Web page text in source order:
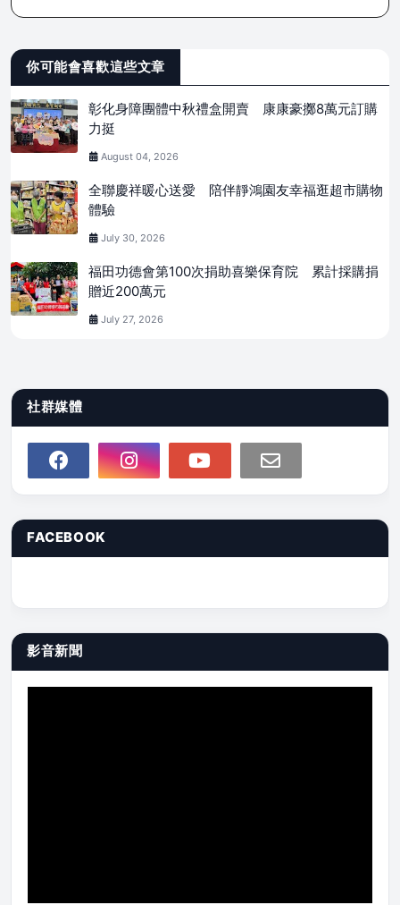
你可能會喜歡這些文章
彰化身障團體中秋禮盒開賣 康康豪擲8萬元訂購
力挺
August 04, 2026
全聯慶祥暖心送愛 陪伴靜鴻園友幸福逛超市購物
體驗
July 30, 2026
福田功德會第100次捐助喜樂保育院 累計採購捐
贈近200萬元
July 27, 2026
社群媒體
FACEBOOK
影音新聞